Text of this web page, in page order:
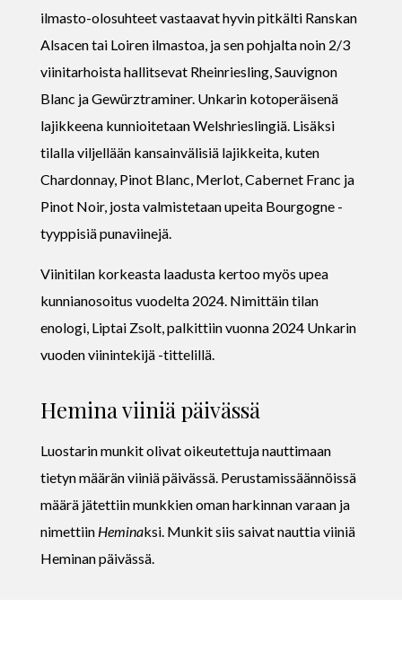
ilmasto-olosuhteet vastaavat hyvin pitkälti Ranskan
Alsacen tai Loiren ilmastoa, ja sen pohjalta noin 2/3
viinitarhoista hallitsevat Rheinriesling, Sauvignon
Blanc ja Gewürztraminer. Unkarin kotoperäisenä
lajikkeena kunnioitetaan Welshrieslingiä. Lisäksi
tilalla viljellään kansainvälisiä lajikkeita, kuten
Chardonnay, Pinot Blanc, Merlot, Cabernet Franc ja
Pinot Noir, josta valmistetaan upeita Bourgogne -
tyyppisiä punaviinejä.
Viinitilan korkeasta laadusta kertoo myös upea
kunnianosoitus vuodelta 2024. Nimittäin tilan
enologi, Liptai Zsolt, palkittiin vuonna 2024 Unkarin
vuoden viinintekijä -tittelillä.
Hemina viiniä päivässä
Luostarin munkit olivat oikeutettuja nauttimaan
tietyn määrän viiniä päivässä. Perustamissäännöissä
määrä jätettiin munkkien oman harkinnan varaan ja
nimettiin Heminaksi. Munkit siis saivat nauttia viiniä
Heminan päivässä.